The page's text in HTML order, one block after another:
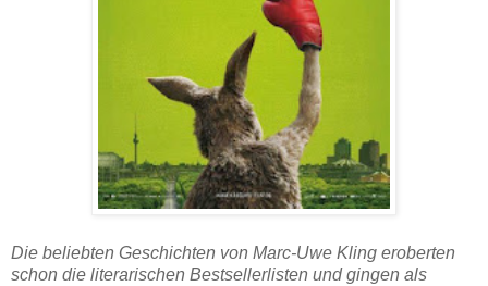
Die beliebten Geschichten von Marc-Uwe Kling eroberten
schon die literarischen Bestsellerlisten und gingen als